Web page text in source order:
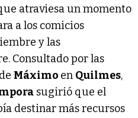
atraviesa un momento
a los comicios
y las
Consultado por las
Máximo en Quilmes,
sugirió que el
destinar más recursos